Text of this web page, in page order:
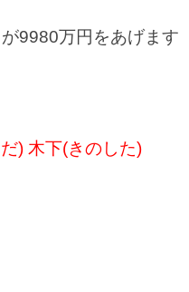
9980万円をあげます
) 木下(きのした)